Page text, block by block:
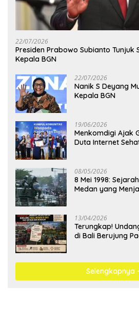
22/07/2026
Presiden Prabowo Subianto Tunjuk
Kepala BGN
22/07/2026
Nanik S Deyang
Kepala BGN
19/06/2026
Menkomdigi Ajak
Duta Internet
08/05/2026
8 Mei 1998:
Medan yang
13/04/2026
Terungkap!
di Bali Berujung
Selengkapnya